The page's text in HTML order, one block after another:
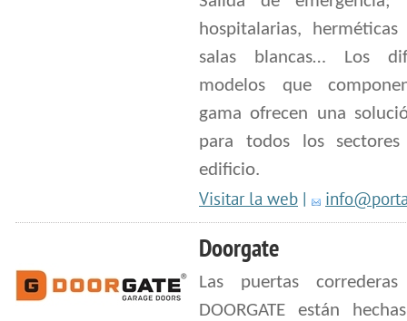
hospitalarias,
salas blancas… Los
modelos que
gama ofrecen una
para todos los
edificio.
Visitar la web |
Doorgate
Las puertas
DOORGATE están